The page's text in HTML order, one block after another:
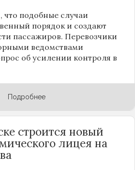
что подобные случаи
порядок и создают
пассажиров. Перевозчики
ведомствами
об усилении контроля в
Подробнее
строится новый
лицея на